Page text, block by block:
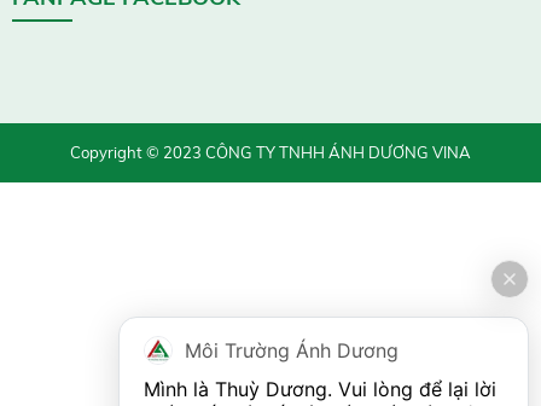
Copyright © 2023 CÔNG TY TNHH ÁNH DƯƠNG VINA
Môi Trường Ánh Dương
Mình là Thuỳ Dương. Vui lòng để lại lời